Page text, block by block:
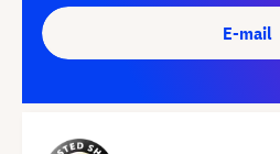
E-mail